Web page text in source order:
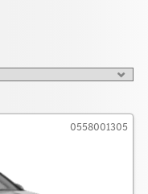
0558001305